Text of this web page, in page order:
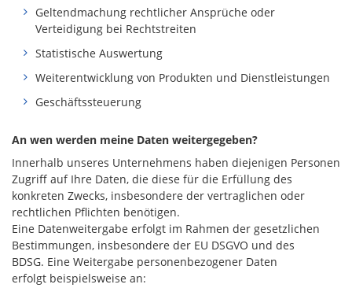
Geltendmachung rechtlicher Ansprüche oder
Verteidigung bei Rechtstreiten
Statistische Auswertung
Weiterentwicklung von Produkten und Dienstleistungen
Geschäftssteuerung
An wen werden meine Daten weitergegeben?
Innerhalb unseres Unternehmens haben diejenigen Personen
Zugriff auf Ihre Daten, die diese für die Erfüllung des
konkreten Zwecks, insbesondere der vertraglichen oder
rechtlichen Pflichten benötigen.
Eine Datenweitergabe erfolgt im Rahmen der gesetzlichen
Bestimmungen, insbesondere der EU DSGVO und des
BDSG. Eine Weitergabe personenbezogener Daten
erfolgt beispielsweise an: